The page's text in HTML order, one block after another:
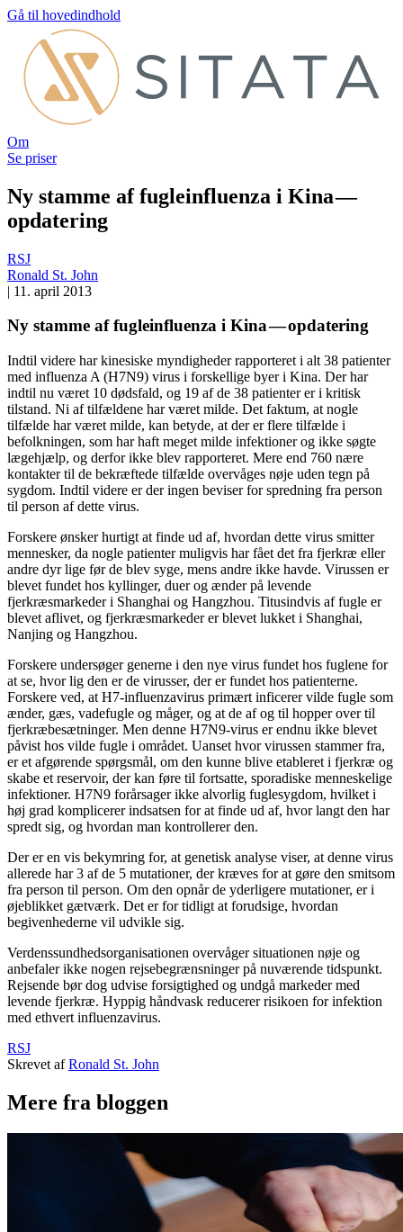
Gå til hovedindhold
Om
Se priser
Ny stamme af fugleinfluenza i Kina —
opdatering
RSJ
Ronald St. John
| 11. april 2013
Ny stamme af fugleinfluenza i Kina — opdatering
Indtil videre har kinesiske myndigheder rapporteret i alt 38 patienter
med influenza A (H7N9) virus i forskellige byer i Kina. Der har
indtil nu været 10 dødsfald, og 19 af de 38 patienter er i kritisk
tilstand. Ni af tilfældene har været milde. Det faktum, at nogle
tilfælde har været milde, kan betyde, at der er flere tilfælde i
befolkningen, som har haft meget milde infektioner og ikke søgte
lægehjælp, og derfor ikke blev rapporteret. Mere end 760 nære
kontakter til de bekræftede tilfælde overvåges nøje uden tegn på
sygdom. Indtil videre er der ingen beviser for spredning fra person
til person af dette virus.
Forskere ønsker hurtigt at finde ud af, hvordan dette virus smitter
mennesker, da nogle patienter muligvis har fået det fra fjerkræ eller
andre dyr lige før de blev syge, mens andre ikke havde. Virussen er
blevet fundet hos kyllinger, duer og ænder på levende
fjerkræsmarkeder i Shanghai og Hangzhou. Titusindvis af fugle er
blevet aflivet, og fjerkræsmarkeder er blevet lukket i Shanghai,
Nanjing og Hangzhou.
Forskere undersøger generne i den nye virus fundet hos fuglene for
at se, hvor lig den er de virusser, der er fundet hos patienterne.
Forskere ved, at H7-influenzavirus primært inficerer vilde fugle som
ænder, gæs, vadefugle og måger, og at de af og til hopper over til
fjerkræbesætninger. Men denne H7N9-virus er endnu ikke blevet
påvist hos vilde fugle i området. Uanset hvor virussen stammer fra,
er et afgørende spørgsmål, om den kunne blive etableret i fjerkræ og
skabe et reservoir, der kan føre til fortsatte, sporadiske menneskelige
infektioner. H7N9 forårsager ikke alvorlig fuglesygdom, hvilket i
høj grad komplicerer indsatsen for at finde ud af, hvor langt den har
spredt sig, og hvordan man kontrollerer den.
Der er en vis bekymring for, at genetisk analyse viser, at denne virus
allerede har 3 af de 5 mutationer, der kræves for at gøre den smitsom
fra person til person. Om den opnår de yderligere mutationer, er i
øjeblikket gætværk. Det er for tidligt at forudsige, hvordan
begivenhederne vil udvikle sig.
Verdenssundhedsorganisationen overvåger situationen nøje og
anbefaler ikke nogen rejsebegrænsninger på nuværende tidspunkt.
Rejsende bør dog udvise forsigtighed og undgå markeder med
levende fjerkræ. Hyppig håndvask reducerer risikoen for infektion
med ethvert influenzavirus.
RSJ
Skrevet af Ronald St. John
Mere fra bloggen